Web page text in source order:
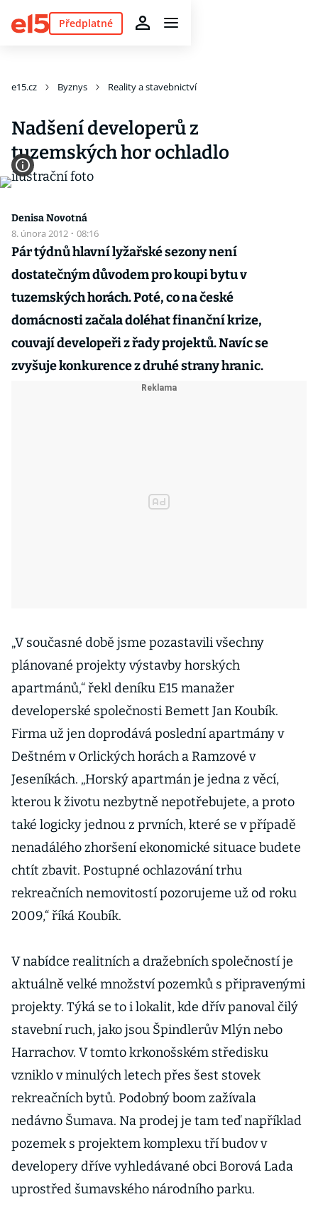
Předplatné
e15.cz Byznys Reality a stavebnictví
Nadšení developerů z
tuzemských hor ochladlo
Denisa Novotná
8. února 2012 · 08:16
Pár týdnů hlavní lyžařské sezony není
dostatečným důvodem pro koupi bytu v
tuzemských horách. Poté, co na české
domácnosti začala doléhat finanční krize,
couvají developeři z řady projektů. Navíc se
zvyšuje konkurence z druhé strany hranic.
„V současné době jsme pozastavili všechny
plánované projekty výstavby horských
apartmánů,“ řekl deníku E15 manažer
developerské společnosti Bemett Jan Koubík.
Firma už jen doprodává poslední apartmány v
Deštném v Orlických horách a Ramzové v
Jeseníkách. „Horský apartmán je jedna z věcí,
kterou k životu nezbytně nepotřebujete, a proto
také logicky jednou z prvních, které se v případě
nenadálého zhoršení ekonomické situace budete
chtít zbavit. Postupné ochlazování trhu
rekreačních nemovitostí pozorujeme už od roku
2009,“ říká Koubík.
V nabídce realitních a dražebních společností je
aktuálně velké množství pozemků s připravenými
projekty. Týká se to i lokalit, kde dřív panoval čilý
stavební ruch, jako jsou Špindlerův Mlýn nebo
Harrachov. V tomto krkonošském středisku
vzniklo v minulých letech přes šest stovek
rekreačních bytů. Podobný boom zažívala
nedávno Šumava. Na prodej je tam teď například
pozemek s projektem komplexu tří budov v
developery dříve vyhledávané obci Borová Lada
uprostřed šumavského národního parku.